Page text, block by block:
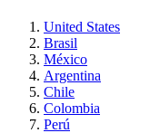
United States
Brasil
México
Argentina
Chile
Colombia
Perú